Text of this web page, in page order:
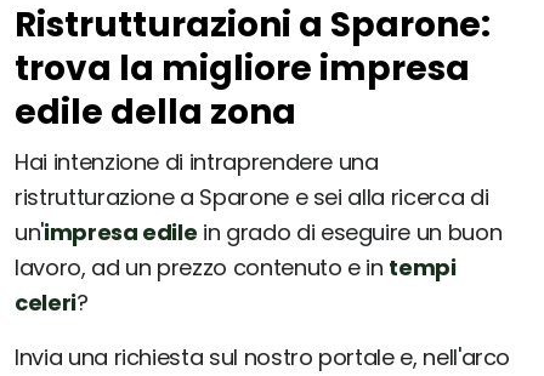
Ristrutturazioni a Sparone:
trova la migliore impresa
edile della zona
Hai intenzione di intraprendere una
ristrutturazione a Sparone e sei alla ricerca di
un'impresa edile in grado di eseguire un buon
lavoro, ad un prezzo contenuto e in tempi
celeri?
Invia una richiesta sul nostro portale e, nell'arco